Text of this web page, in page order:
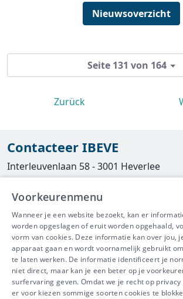
Nieuwsoverzicht
Seite 131 von 164
Zurück
Contacteer IBEVE
Interleuvenlaan 58 - 3001 Heverlee
016/390490
info@ibeve.be
asbest@ibeve.be
Ondernemingsnummer: 0436 612 044
Voorkeurenmenu
Wanneer je een website bezoekt, kan er
worden opgeslagen of eruit worden opgehaald,
vorm van cookies. Deze informatie kan over jou,
apparaat gaan en wordt voornamelijk gebruikt
te laten werken. De informatie identificeert je
niet direct, maar kan je een beter op je
surfervaring geven. Omdat we je recht op
er voor kiezen sommige soorten cookies te